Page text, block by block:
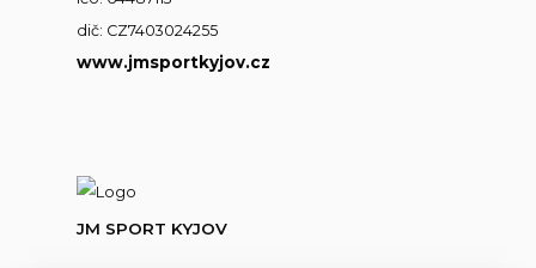
dič: CZ7403024255
www.jmsportkyjov.cz
JM SPORT KYJOV